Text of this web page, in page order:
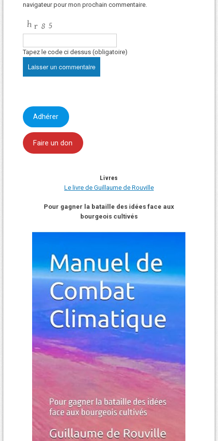
navigateur pour mon prochain commentaire.
Tapez le code ci dessus (obligatoire)
Adhérer
Faire un don
Livres
Le livre de Guillaume de Rouville
Pour gagner la bataille des idées face aux
bourgeois cultivés